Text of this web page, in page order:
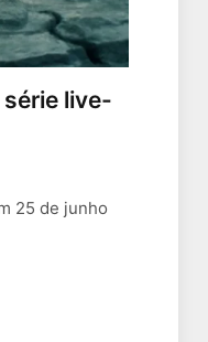
live-
25 de junho